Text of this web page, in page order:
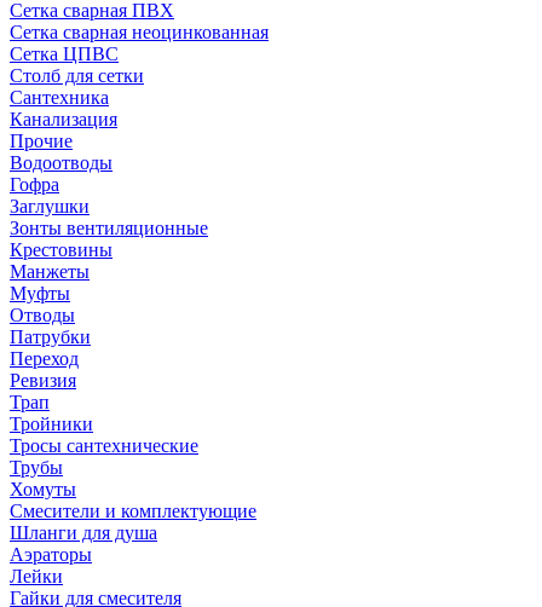
Сетка сварная ПВХ
Сетка сварная неоцинкованная
Сетка ЦПВС
Столб для сетки
Сантехника
Канализация
Прочие
Водоотводы
Гофра
Заглушки
Зонты вентиляционные
Крестовины
Манжеты
Муфты
Отводы
Патрубки
Переход
Ревизия
Трап
Тройники
Тросы сантехнические
Трубы
Хомуты
Смесители и комплектующие
Шланги для душа
Аэраторы
Лейки
Гайки для смесителя